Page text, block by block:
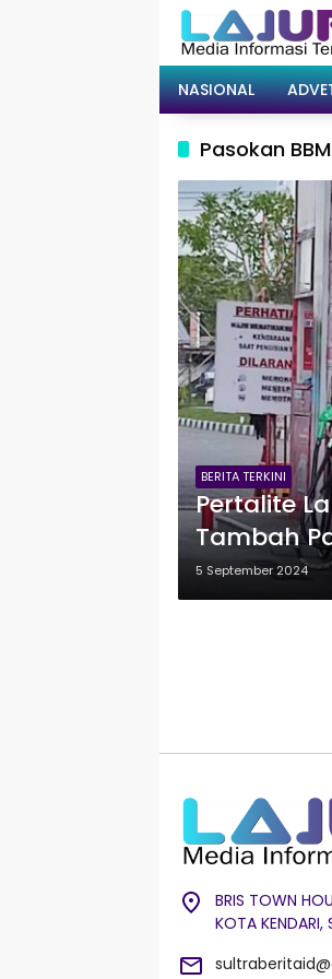
NASIONAL
Pasokan
BERITA TERKINI
Pertalite
Tambah
5 September 2024
BRIS TOWN
KOTA KENDARI,